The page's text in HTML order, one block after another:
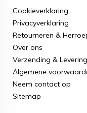
Cookieverklaring
Privacyverklaring
Retourneren &
Over ons
Verzending & Levering
Algemene
Neem contact op
Sitemap